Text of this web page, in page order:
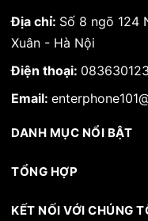
Địa chỉ: Số 8 ngõ 124
Xuân - Hà Nội
Điện thoại:
Email:
DANH MỤC NỔI BẬT
TỔNG HỢP
KẾT NỐI VỚI CHÚNG